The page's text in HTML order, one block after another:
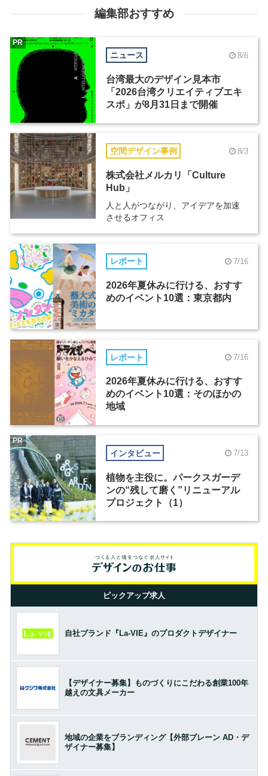
編集部おすすめ
ニュース 8/6
台湾最大のデザイン見本市
「2026台湾クリエイティブエキ
スポ」が8月31日まで開催
PR
空間デザイン事例 8/3
株式会社メルカリ「Culture
Hub」
人と人がつながり、アイデアを加速
させるオフィス
レポート 7/16
2026年夏休みに行ける、おすす
めのイベント10選：東京都内
レポート 7/16
2026年夏休みに行ける、おすす
めのイベント10選：そのほかの
地域
インタビュー 7/13
植物を主役に。パークスガーデ
ンの“残して磨く”リニューアル
プロジェクト（1）
PR
ピックアップ求人
自社ブランド『La-VIE』のプロダクトデザイナー
【デザイナー募集】ものづくりにこだわる創業100年
越えの文具メーカー
地域の企業をブランディング【外部ブレーン AD・デ
ザイナー募集】